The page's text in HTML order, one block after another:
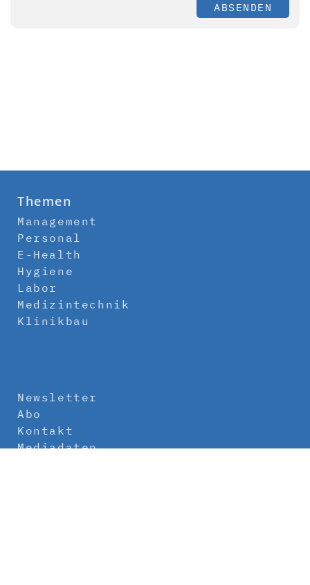
ABSENDEN
Themen
Management
Personal
E-Health
Hygiene
Labor
Medizintechnik
Klinikbau
Newsletter
Abo
Kontakt
Mediadaten